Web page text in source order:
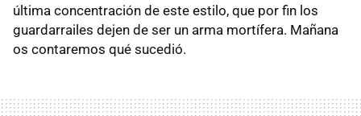
última concentración de este estilo, que por fin los
guardarrailes dejen de ser un arma mortífera. Mañana
os contaremos qué sucedió.